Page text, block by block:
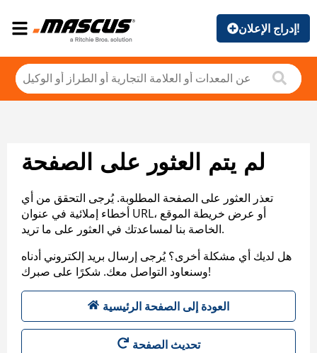
إدراج الإعلان!
لم يتم العثور على الصفحة
تعذر العثور على الصفحة المطلوبة. يُرجى التحقق من أي
أخطاء إملائية في عنوان URL، أو عرض خريطة الموقع
الخاصة بنا لمساعدتك في العثور على ما تريد.
هل لديك أي مشكلة أخرى؟ يُرجى إرسال بريد إلكتروني أدناه
وسنعاود التواصل معك. شكرًا على صبرك!
العودة إلى الصفحة الرئيسية
تحديث الصفحة